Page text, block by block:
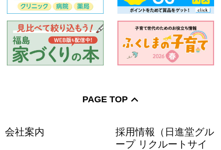
PAGE TOP
会社案内
採用情報（日進堂グル
ープ リクルートサイ